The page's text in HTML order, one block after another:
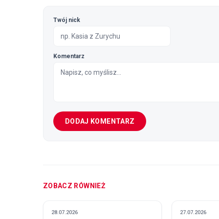
Twój nick
Komentarz
DODAJ KOMENTARZ
ZOBACZ RÓWNIEŻ
POLITYKA I GOSPODARKA
28.07.2026 POLITYKA I
27.07.2026